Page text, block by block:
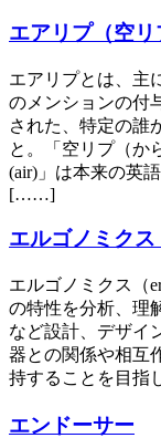
エアリプ（空リ
エアリプとは、主
のメンションの付
された、特定の誰
と。「空リプ（か
(air)」は本来の英
[……]
エルゴノミクス
エルゴノミクス（
の特性を分析、理
など設計、デザイ
器との関係や相互
持することを目指
エンドーサー